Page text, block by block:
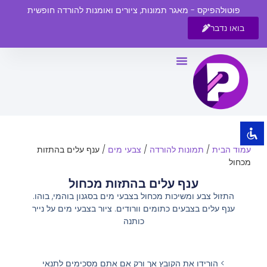
visibility_off השבת את ההבזקים
title סמן כותרות
צבע רקע
zoom_out
zoom_in זום (הגדלה)
הגדלת גופן
ניגודיות כהה
פוטולהפיקס - מאגר תמונות, ציורים ואומנות להורדה חופשית
בואו נדבר
עמוד הבית/ תמונות להורדה / צבעי מים / ענף עלים בהתזות
מכחול
ענף עלים בהתזות מכחול
התזול צבע ומשיכות מכחול בצבעי מים בסגנון בוהמי, בוהו.
ענף עלים בצבעים כתומים וורודים. ציור בצבעי מים על נייר
כותנה
> הורידו את הקובץ אך ורק אם אתם מסכימים לתנאי